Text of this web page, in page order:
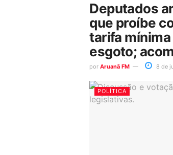
Deputados
que proíbe
tarifa
esgoto;
por Aruanã FM 8 de
POLÍTICA